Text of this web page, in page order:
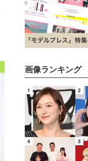
画像ランキング
1 2
4 5